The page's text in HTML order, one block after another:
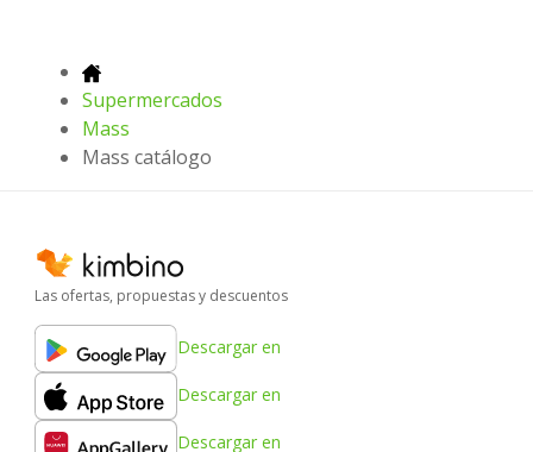
Supermercados
Mass
Mass catálogo
Las ofertas, propuestas y descuentos
Descargar en
Descargar en
Descargar en